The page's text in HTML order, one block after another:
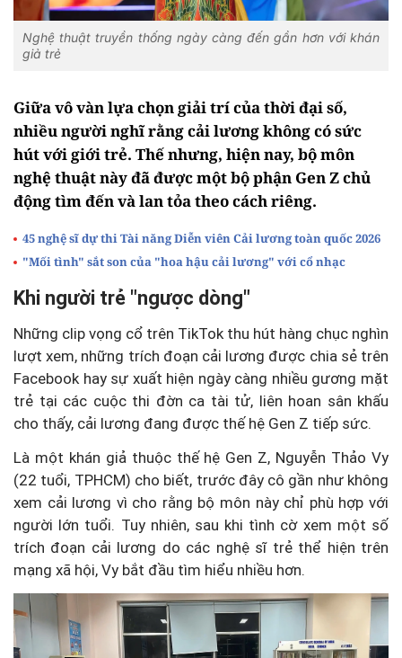
Nghệ thuật truyền thống ngày càng đến gần hơn với khán
giả trẻ
Giữa vô vàn lựa chọn giải trí của thời đại số,
nhiều người nghĩ rằng cải lương không có sức
hút với giới trẻ. Thế nhưng, hiện nay, bộ môn
nghệ thuật này đã được một bộ phận Gen Z chủ
động tìm đến và lan tỏa theo cách riêng.
45 nghệ sĩ dự thi Tài năng Diễn viên Cải lương toàn quốc 2026
"Mối tình" sắt son của "hoa hậu cải lương" với cổ nhạc
Khi người trẻ "ngược dòng"
Những clip vọng cổ trên TikTok thu hút hàng chục nghìn
lượt xem, những trích đoạn cải lương được chia sẻ trên
Facebook hay sự xuất hiện ngày càng nhiều gương mặt
trẻ tại các cuộc thi đờn ca tài tử, liên hoan sân khấu
cho thấy, cải lương đang được thế hệ Gen Z tiếp sức.
Là một khán giả thuộc thế hệ Gen Z, Nguyễn Thảo Vy
(22 tuổi, TPHCM) cho biết, trước đây cô gần như không
xem cải lương vì cho rằng bộ môn này chỉ phù hợp với
người lớn tuổi. Tuy nhiên, sau khi tình cờ xem một số
trích đoạn cải lương do các nghệ sĩ trẻ thể hiện trên
mạng xã hội, Vy bắt đầu tìm hiểu nhiều hơn.